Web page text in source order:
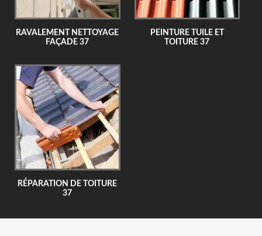
RAVALEMENT NETTOYAGE
FAÇADE 37
PEINTURE TUILE ET
TOITURE 37
RÉPARATION DE TOITURE
37